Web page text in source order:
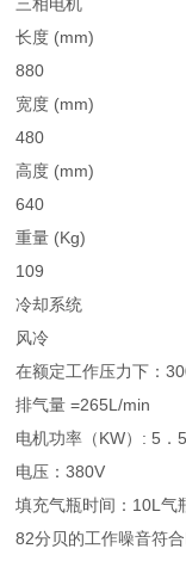
长度 (mm)
880
宽度 (mm)
480
高度 (mm)
640
重量 (Kg)
109
冷却系统
风冷
在额定工作压力下：
排气量 =265L/min
电机功率（KW）: 5．5
电压：380V
填充气瓶时间：10L气
82分贝的工作噪音符